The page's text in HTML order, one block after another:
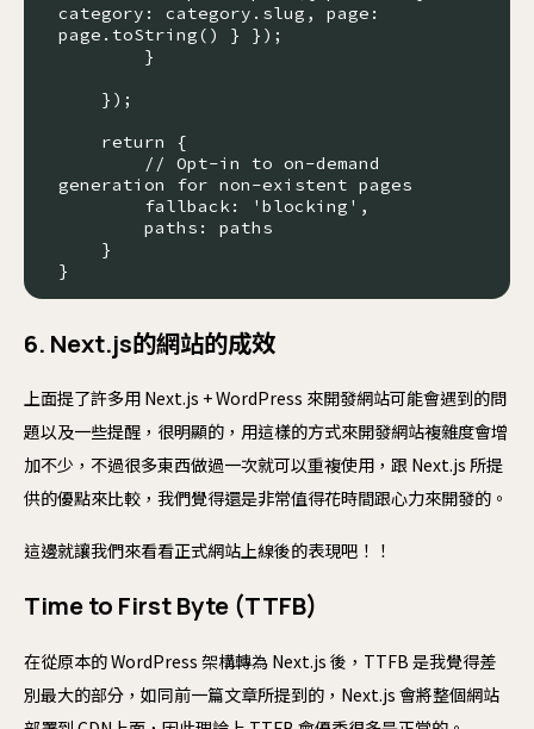
category: category.slug, page:
page.toString() } });
generation for non-existent pages
}
6. Next.js的網站的成效
上面提了許多用 Next.js + WordPress 來開發網站可能會遇到的問
題以及一些提醒，很明顯的，用這樣的方式來開發網站複雜度會增
加不少，不過很多東西做過一次就可以重複使用，跟 Next.js 所提
供的優點來比較，我們覺得還是非常值得花時間跟心力來開發的。
這邊就讓我們來看看正式網站上線後的表現吧！！
Time to First Byte (TTFB)
在從原本的 WordPress 架構轉為 Next.js 後，TTFB 是我覺得差
別最大的部分，如同前一篇文章所提到的，Next.js 會將整個網站